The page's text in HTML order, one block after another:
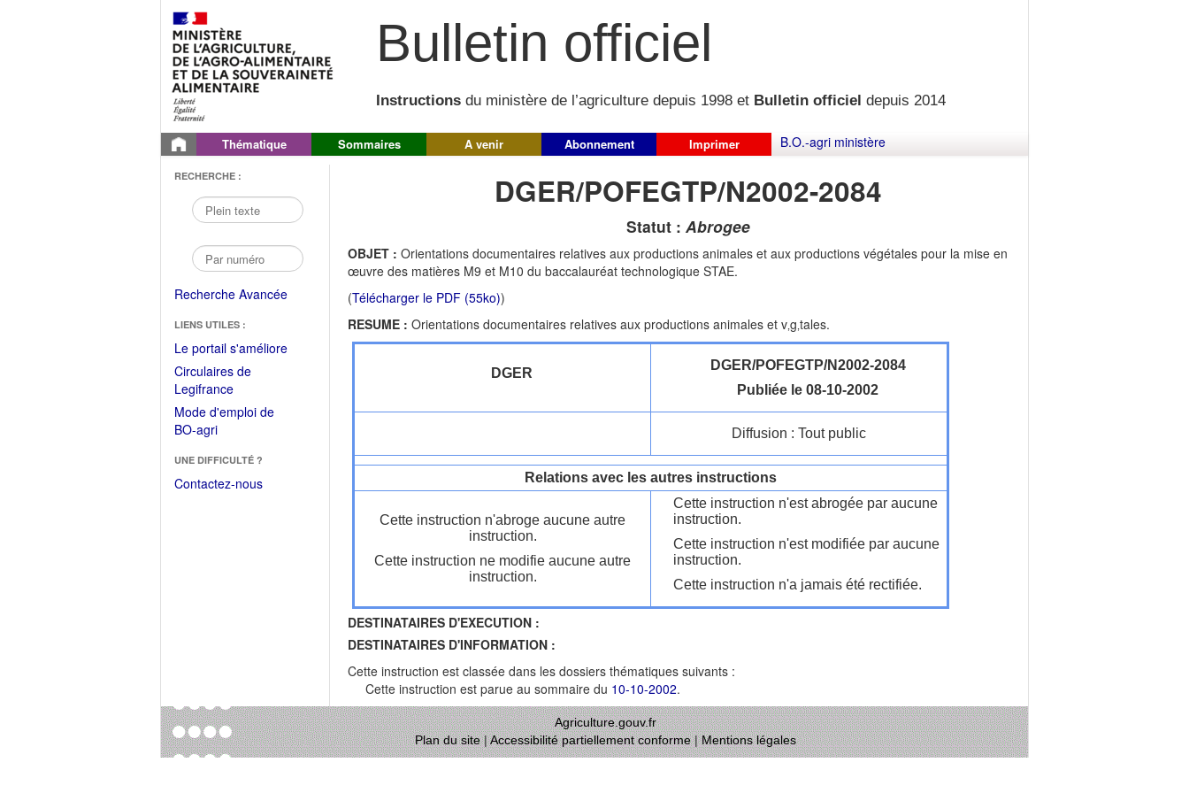
Bulletin officiel
Instructions du ministère de l’agriculture depuis 1998 et Bulletin officiel depuis 2014
Thématique Sommaires A venir Abonnement Imprimer B.O.-agri ministère
RECHERCHE :
Recherche Avancée
LIENS UTILES :
Le portail s'améliore(Fichier
Circulaires de
Legifrance(Ouvrir
dans
une
fenêtre)
Mode d'emploi de
BO-agri(Ouvrir
une
nouvelle
UNE DIFFICULTÉ ?
Contactez-nous
DGER/POFEGTP/N2002-2084
Statut : Abrogee
OBJET : Orientations documentaires relatives aux productions animales et aux productions végétales pour la mise en
œuvre des matières M9 et M10 du baccalauréat technologique STAE.
(Télécharger le PDF (55ko))
RESUME : Orientations documentaires relatives aux productions animales et v‚g‚tales.
DGER
DGER/POFEGTP/N2002-2084
Publiée le 08-10-2002
Diffusion : Tout public
Relations avec les autres instructions
Cette instruction n'abroge aucune autre
instruction.
Cette instruction ne modifie aucune autre
instruction.
Cette instruction n'est abrogée par aucune
instruction.
Cette instruction n'est modifiée par aucune
instruction.
Cette instruction n'a jamais été rectifiée.
DESTINATAIRES D'EXECUTION :
DESTINATAIRES D'INFORMATION :
Cette instruction est classée dans les dossiers thématiques suivants :
Cette instruction est parue au sommaire du 10-10-2002.
Agriculture.gouv.fr
Plan du site|Accessibilité partiellement conforme|Mentions légales